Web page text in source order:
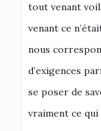
tout venant
venant ce
nous
d’exigences
se poser de
vraiment ce